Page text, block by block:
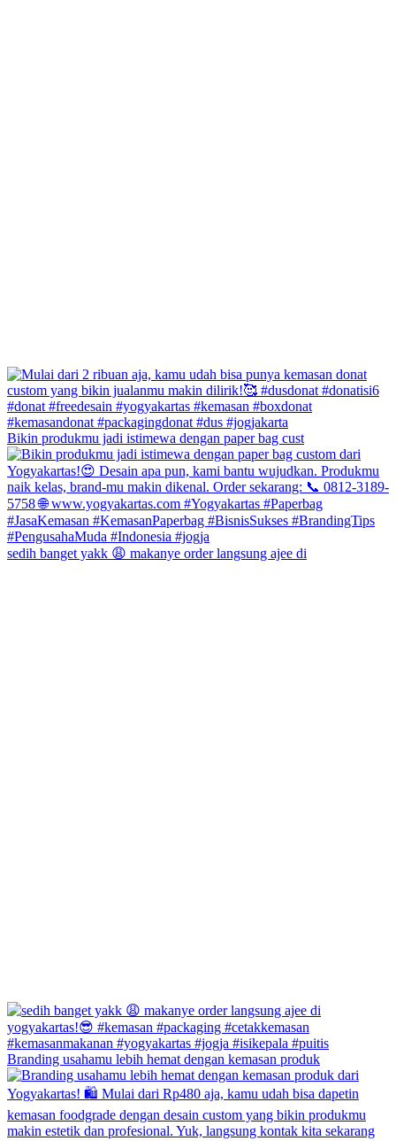
Bikin produkmu jadi istimewa dengan paper bag cust
sedih banget yakk 😩 makanye order langsung ajee di
Branding usahamu lebih hemat dengan kemasan produk